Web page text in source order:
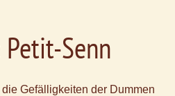
Senn
Gefälligkeiten der Dummen